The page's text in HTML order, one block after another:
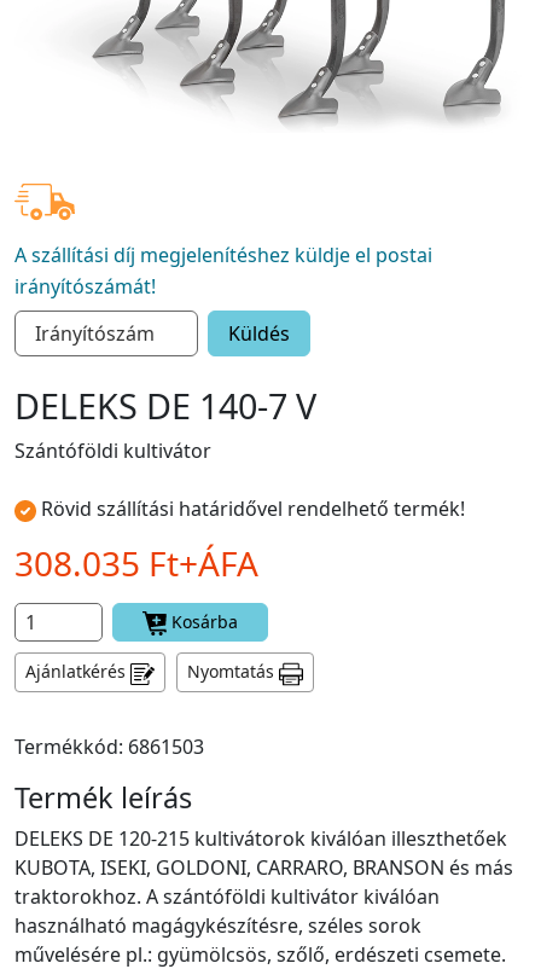
A szállítási díj megjelenítéshez küldje el postai
irányítószámát!
Küldés
DELEKS DE 140-7 V
Szántóföldi kultivátor
Rövid szállítási határidővel rendelhető termék!
308.035 Ft+ÁFA
Kosárba
Ajánlatkérés Nyomtatás
Termékkód: 6861503
Termék leírás
DELEKS DE 120-215 kultivátorok kiválóan illeszthetőek
KUBOTA, ISEKI, GOLDONI, CARRARO, BRANSON és más
traktorokhoz. A szántóföldi kultivátor kiválóan
használható magágykészítésre, széles sorok
művelésére pl.: gyümölcsös, szőlő, erdészeti csemete.